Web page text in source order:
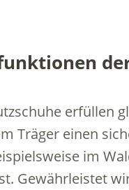
erfüllen
Träger einen
im
Gewährleistet